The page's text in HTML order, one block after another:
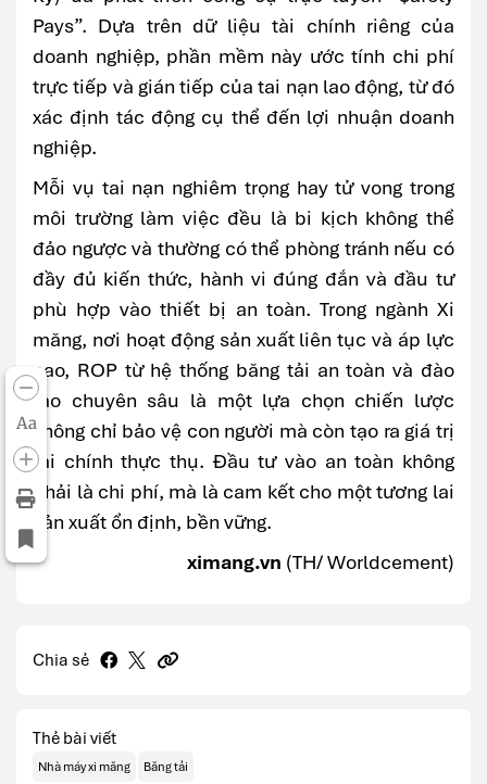
Aa
Pays”. Dựa trên dữ liệu tài chính riêng của
doanh nghiệp, phần mềm này ước tính chi phí
trực tiếp và gián tiếp của tai nạn lao động, từ đó
xác định tác động cụ thể đến lợi nhuận doanh
nghiệp.
Mỗi vụ tai nạn nghiêm trọng hay tử vong trong
môi trường làm việc đều là bi kịch không thể
đảo ngược và thường có thể phòng tránh nếu có
đầy đủ kiến thức, hành vi đúng đắn và đầu tư
phù hợp vào thiết bị an toàn. Trong ngành Xi
măng, nơi hoạt động sản xuất liên tục và áp lực
cao, ROP từ hệ thống băng tải an toàn và đào
tạo chuyên sâu là một lựa chọn chiến lược
không chỉ bảo vệ con người mà còn tạo ra giá trị
tài chính thực thụ. Đầu tư vào an toàn không
phải là chi phí, mà là cam kết cho một tương lai
sản xuất ổn định, bền vững.
ximang.vn (TH/ Worldcement)
Chia sẻ
Thẻ bài viết
Nhà máy xi măng Băng tải